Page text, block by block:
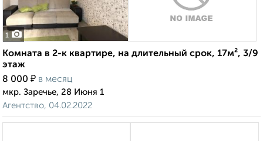
1
Комната в 2-к квартире, на длительный срок, 17м², 3/9
этаж
8 000 ₽ в месяц
мкр. Заречье, 28 Июня 1
Агентство, 04.02.2022